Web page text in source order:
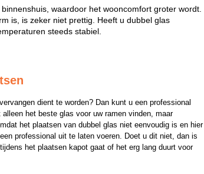
waardoor het wooncomfort groter wordt.
is, is zeker niet prettig. Heeft u dubbel glas
steeds stabiel.
dient te worden? Dan kunt u een professional
het beste glas voor uw ramen vinden, maar
het plaatsen van dubbel glas niet eenvoudig is en hier
professional uit te laten voeren. Doet u dit niet, dan is
het plaatsen kapot gaat of het erg lang duurt voor